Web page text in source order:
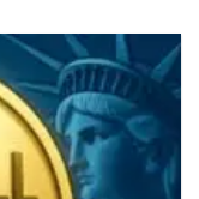
ETF Bitcoin...